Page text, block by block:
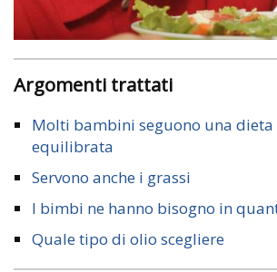
Argomenti trattati
Molti bambini seguono una dieta
equilibrata
Servono anche i grassi
I bimbi ne hanno bisogno in
Quale tipo di olio scegliere